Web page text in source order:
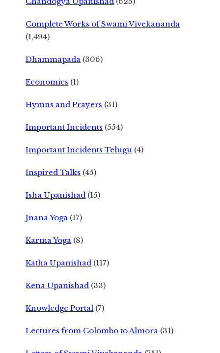
Complete Works of Swami Vivekananda
(1,494)
Dhammapada (306)
Economics (1)
Hymns and Prayers (31)
Important Incidents (554)
Important Incidents Telugu (4)
Inspired Talks (45)
Isha Upanishad (15)
Jnana Yoga (17)
Karma Yoga (8)
Katha Upanishad (117)
Kena Upanishad (33)
Knowledge Portal (7)
Lectures from Colombo to Almora (31)